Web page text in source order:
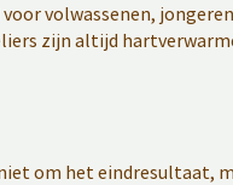
volwassenen,
zijn altijd
om het eindresultaat,